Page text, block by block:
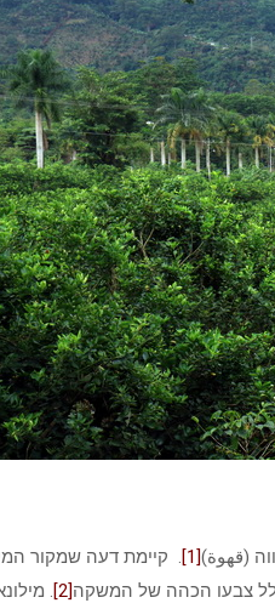
(قهوة)[1]
. קיימת דעה שמקור
צבעו הכהה של המשקה[2]
.